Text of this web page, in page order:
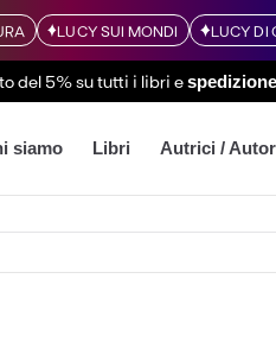
LUCY SUI MONDI LUCY DI
del 5% su tutti i libri e
siamo Libri Autrici /